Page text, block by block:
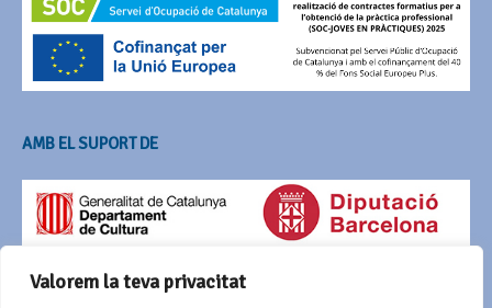
Valorem la teva privacitat
AMB EL SUPORT DE